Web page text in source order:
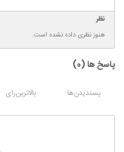
نظر
هنوز نظری داده نشده است.
پاسخ ها (0
)
پسندیدن‌ها بالاترین‌رای